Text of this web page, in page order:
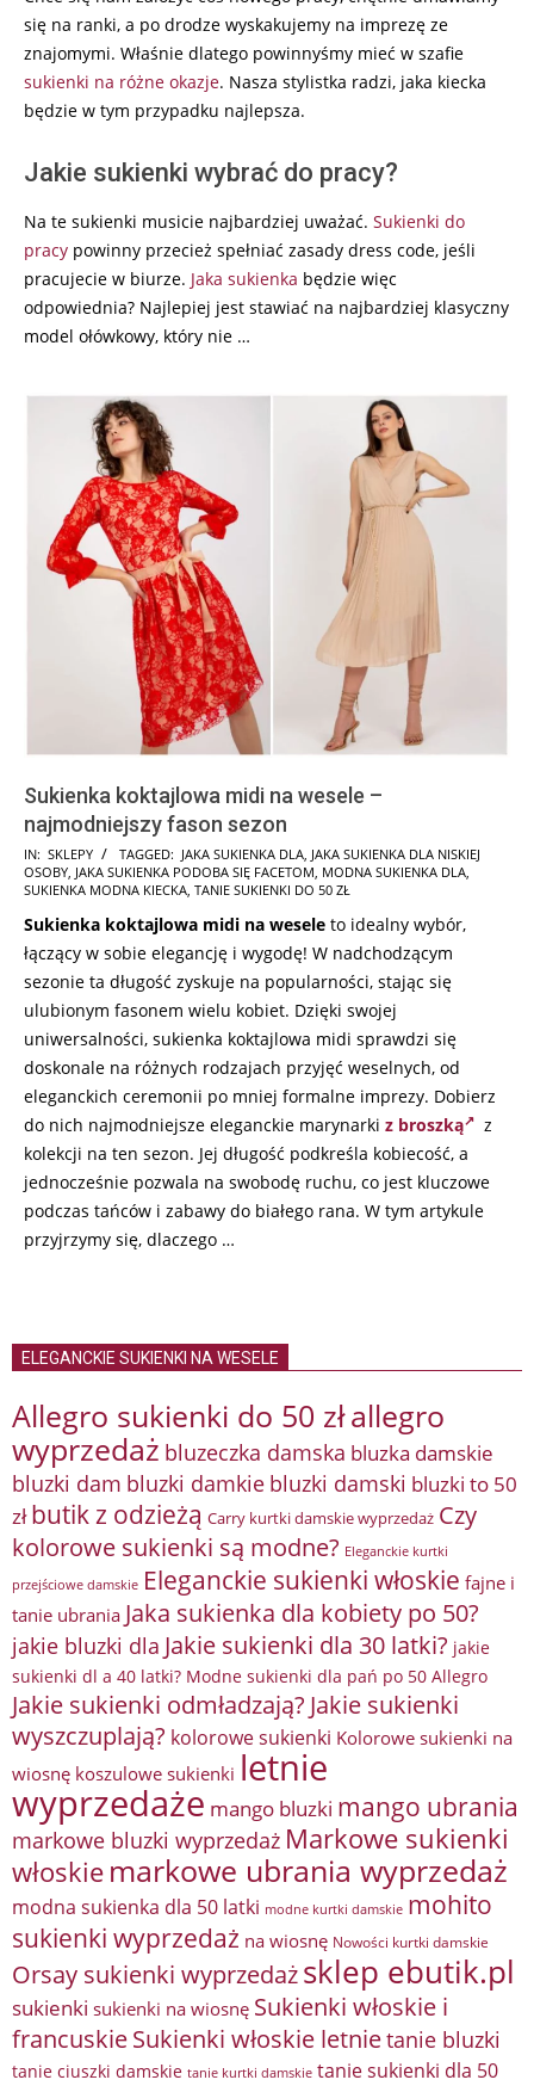
się na ranki, a po drodze wyskakujemy na imprezę ze
znajomymi. Właśnie dlatego powinnyśmy mieć w szafie
sukienki na różne okazje. Nasza stylistka radzi, jaka kiecka
będzie w tym przypadku najlepsza.
Jakie sukienki wybrać do pracy?
Na te sukienki musicie najbardziej uważać. Sukienki do
pracy powinny przecież spełniać zasady dress code, jeśli
pracujecie w biurze. Jaka sukienka będzie więc
odpowiednia? Najlepiej jest stawiać na najbardziej klasyczny
model ołówkowy, który nie …
Sukienka koktajlowa midi na wesele –
najmodniejszy fason sezon
2024-
07-
IN: SKLEPY TAGGED: JAKA SUKIENKA DLA, JAKA SUKIENKA DLA NISKIEJ
OSOBY, JAKA SUKIENKA PODOBA SIĘ FACETOM, MODNA SUKIENKA DLA,
SUKIENKA MODNA KIECKA, TANIE SUKIENKI DO 50 ZŁ
Sukienka koktajlowa midi na wesele to idealny wybór,
łączący w sobie elegancję i wygodę! W nadchodzącym
sezonie ta długość zyskuje na popularności, stając się
ulubionym fasonem wielu kobiet. Dzięki swojej
uniwersalności, sukienka koktajlowa midi sprawdzi się
doskonale na różnych rodzajach przyjęć weselnych, od
eleganckich ceremonii po mniej formalne imprezy. Dobierz
do nich najmodniejsze eleganckie marynarki z broszką
z
kolekcji na ten sezon. Jej długość podkreśla kobiecość, a
jednocześnie pozwala na swobodę ruchu, co jest kluczowe
podczas tańców i zabawy do białego rana. W tym artykule
przyjrzymy się, dlaczego …
ELEGANCKIE SUKIENKI NA WESELE
Allegro sukienki do 50 złallegro
wyprzedaż bluzeczka damska bluzka damskie
bluzki dam bluzki damkie bluzki damski bluzki to 50
zł butik z odzieżą Carry kurtki damskie wyprzedaż Czy
kolorowe sukienki są modne? Eleganckie kurtki
przejściowe damskie Eleganckie sukienki włoskie fajne i
tanie ubrania Jaka sukienka dla kobiety po 50?
jakie bluzki dla Jakie sukienki dla 30 latki? jakie
sukienki dl a 40 latki? Modne sukienki dla pań po 50 Allegro
Jakie sukienki odmładzają? Jakie sukienki
wyszczuplają? kolorowe sukienki Kolorowe sukienki na
wiosnę koszulowe sukienki letnie
wyprzedaże mango bluzki mango ubrania
markowe bluzki wyprzedaż Markowe sukienki
włoskie markowe ubrania wyprzedaż
modna sukienka dla 50 latki modne kurtki damskie mohito
sukienki wyprzedaż na wiosnę Nowości kurtki damskie
Orsay sukienki wyprzedażsklep ebutik.pl
sukienki sukienki na wiosnę Sukienki włoskie i
francuskieSukienki włoskie letnietanie bluzki
tanie ciuszki damskie tanie kurtki damskie tanie sukienki dla 50